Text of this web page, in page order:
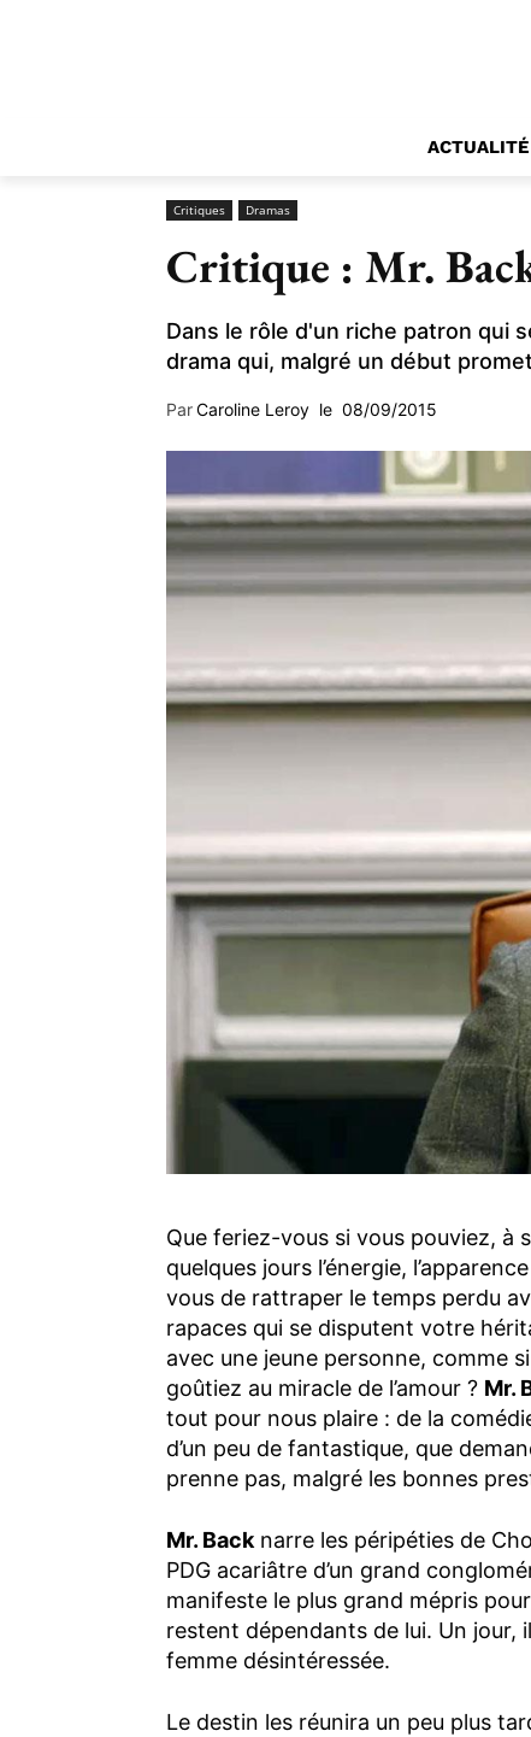
ACTUALITÉ
Critiques Dramas
Critique : Mr.
Dans le rôle d'un riche patron qui
drama qui, malgré un début
ParCaroline Leroy le 08/09/2015
Que feriez-vous si vous pouviez, à
quelques jours l’énergie,
vous de rattraper le temps perdu
rapaces qui se disputent votre
avec une jeune personne, comme
goûtiez au miracle de l’amour ? Mr.
tout pour nous plaire : de la
d’un peu de fantastique, que
prenne pas, malgré les bonnes
Mr. Backnarre les péripéties de
PDG acariâtre d’un grand
manifeste le plus grand mépris
restent dépendants de lui. Un jour,
femme désintéressée.
Le destin les réunira un peu plus